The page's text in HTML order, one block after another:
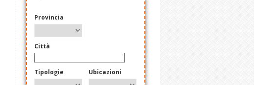
Provincia
Città
Tipologie Ubicazioni